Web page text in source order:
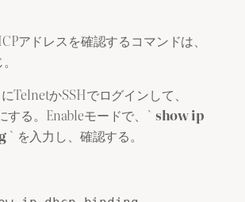
アドレスを確認するコマンドは、
TelnetかSSHでログインして、
する。Enableモードで、` show ip
` を入力し、確認する。